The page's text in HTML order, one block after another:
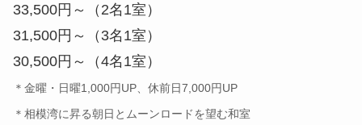
33,500円～（2名1室）
31,500円～（3名1室）
30,500円～（4名1室）
＊金曜・日曜1,000円UP、休前日7,000円UP
＊相模湾に昇る朝日とムーンロードを望む和室